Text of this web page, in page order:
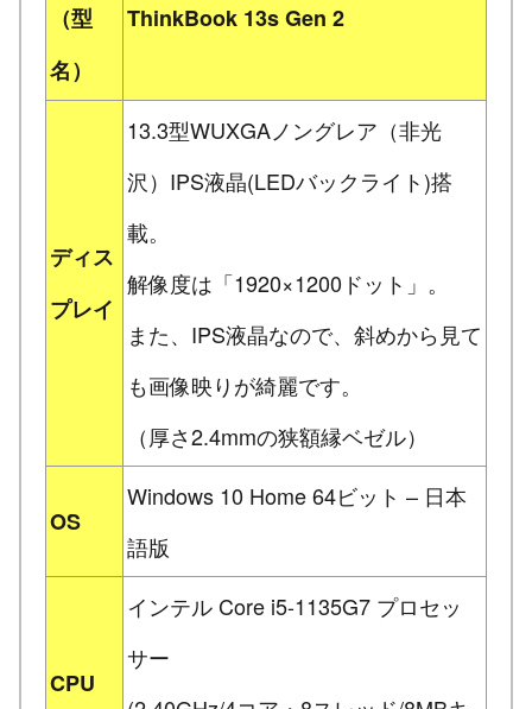
（型
名）
ThinkBook 13s Gen 2
ディス
プレイ
13.3型WUXGAノングレア（非光
沢）IPS液晶(LEDバックライト)搭
載。
解像度は「1920×1200ドット」。
また、IPS液晶なので、斜めから見て
も画像映りが綺麗です。
（厚さ2.4mmの狭額縁ベゼル）
OS
Windows 10 Home 64ビット – 日本
語版
CPU
インテル Core i5-1135G7 プロセッ
サー